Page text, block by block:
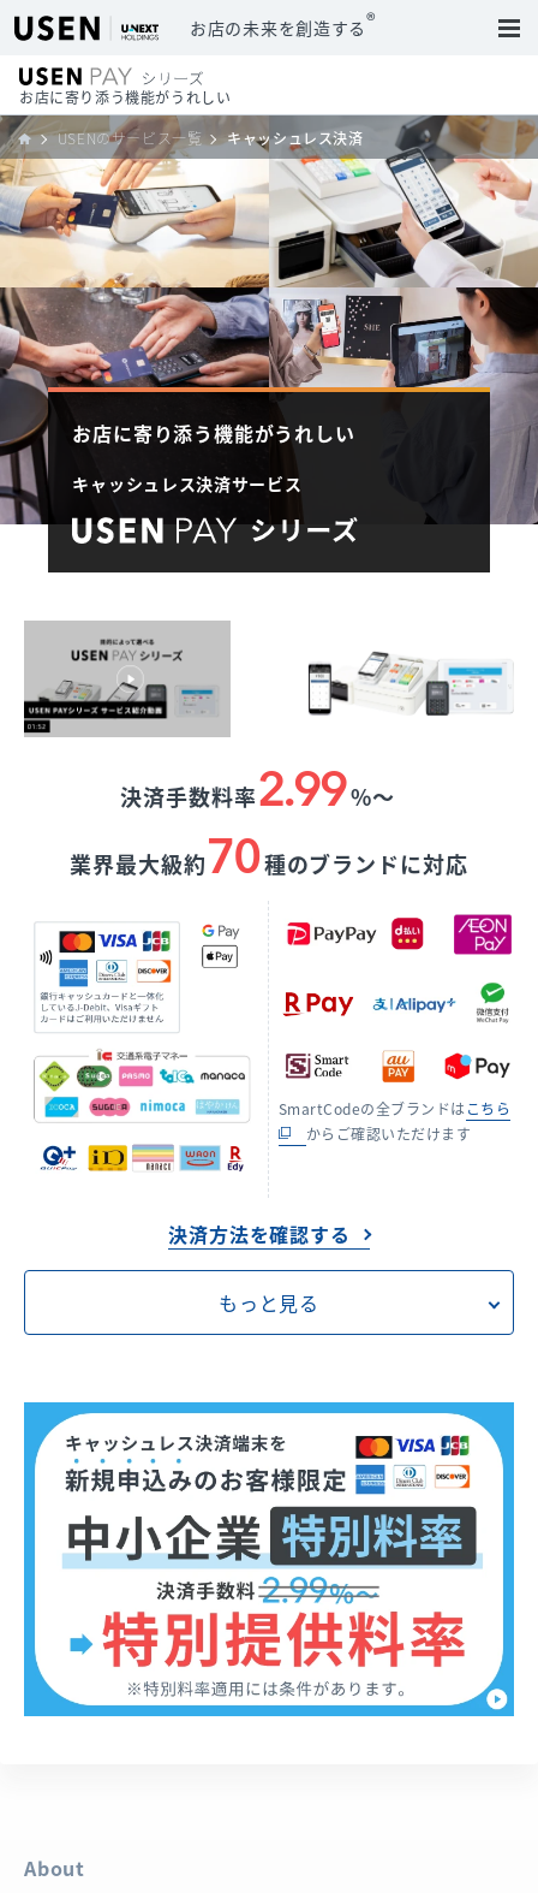
お店の未来を創造する®
お店に寄り添う機能がうれしい
USENのサービス一覧
キャッシュレス決済
お店に寄り添う機能がうれしい
キャッシュレス決済サービス
決済手数料率2.99%〜
業界最大級約70種のブランドに対応
SmartCodeの全ブランドは こちら
からご確認いただけます
決済方法を確認する
決済端末／月額
USEN PAY+ 5,980円／セット
USEN PAY ENTRY 0円／月 適用には条件があります
USEN PAY QR 0円／契約
料金を確認する
決済手数料率
USEN PAY
Visa／Mastercard 2.99%
Alipay+／WeChat Pay 3.0%
他ブランド3.24%～
もっと見る
About